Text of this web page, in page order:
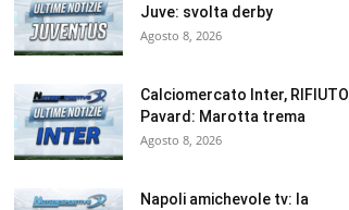
Juve: svolta derby
Agosto 8, 2026
Calciomercato Inter, RIFIUTO
Pavard: Marotta trema
Agosto 8, 2026
Napoli amichevole tv: la